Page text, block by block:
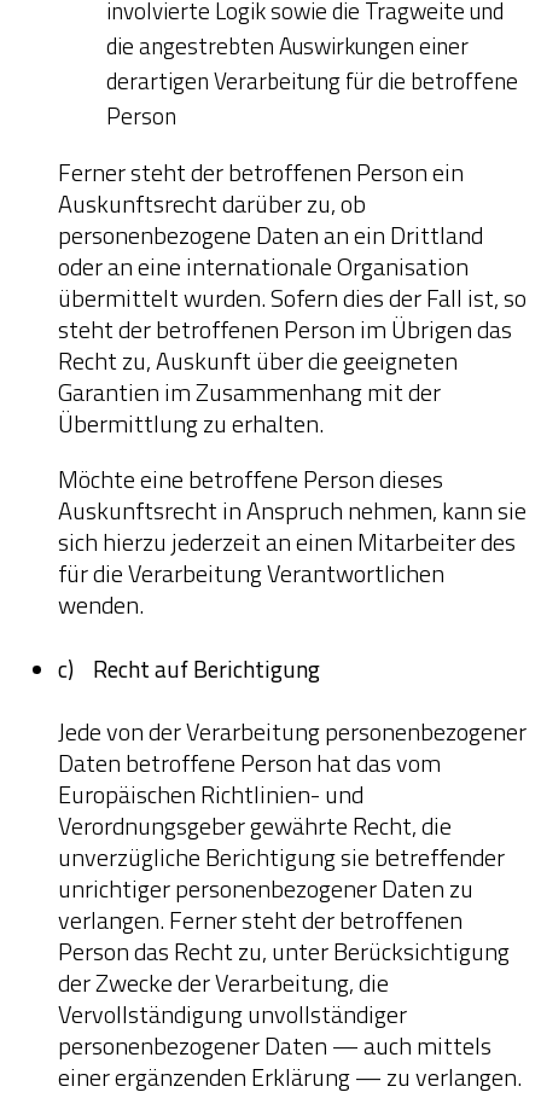
involvierte Logik sowie die Tragweite und
die angestrebten Auswirkungen einer
derartigen Verarbeitung für die betroffene
Person
Ferner steht der betroffenen Person ein
Auskunftsrecht darüber zu, ob
personenbezogene Daten an ein Drittland
oder an eine internationale Organisation
übermittelt wurden. Sofern dies der Fall ist, so
steht der betroffenen Person im Übrigen das
Recht zu, Auskunft über die geeigneten
Garantien im Zusammenhang mit der
Übermittlung zu erhalten.
Möchte eine betroffene Person dieses
Auskunftsrecht in Anspruch nehmen, kann sie
sich hierzu jederzeit an einen Mitarbeiter des
für die Verarbeitung Verantwortlichen
wenden.
c) Recht auf Berichtigung
Jede von der Verarbeitung personenbezogener
Daten betroffene Person hat das vom
Europäischen Richtlinien- und
Verordnungsgeber gewährte Recht, die
unverzügliche Berichtigung sie betreffender
unrichtiger personenbezogener Daten zu
verlangen. Ferner steht der betroffenen
Person das Recht zu, unter Berücksichtigung
der Zwecke der Verarbeitung, die
Vervollständigung unvollständiger
personenbezogener Daten — auch mittels
einer ergänzenden Erklärung — zu verlangen.